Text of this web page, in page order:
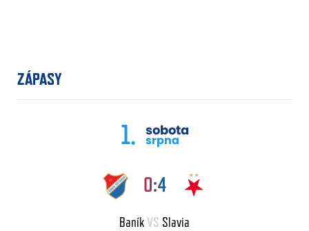
ZÁPASY
1. sobota
srpna
0:4
BaníkVS Slavia